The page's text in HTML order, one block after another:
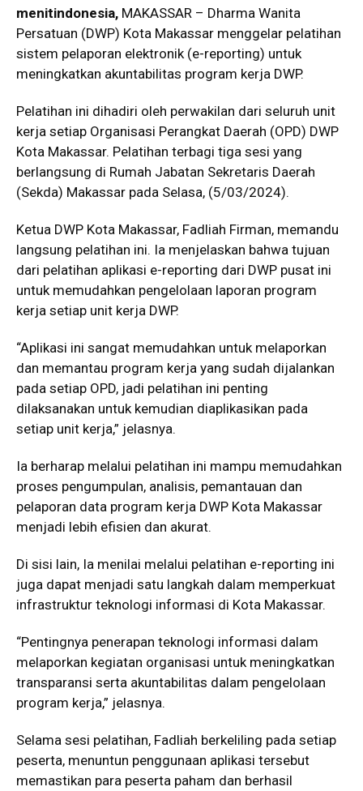
menitindonesia, MAKASSAR – Dharma Wanita
Persatuan (DWP) Kota Makassar menggelar pelatihan
sistem pelaporan elektronik (e-reporting) untuk
meningkatkan akuntabilitas program kerja DWP.
Pelatihan ini dihadiri oleh perwakilan dari seluruh unit
kerja setiap Organisasi Perangkat Daerah (OPD) DWP
Kota Makassar. Pelatihan terbagi tiga sesi yang
berlangsung di Rumah Jabatan Sekretaris Daerah
(Sekda) Makassar pada Selasa, (5/03/2024).
Ketua DWP Kota Makassar, Fadliah Firman, memandu
langsung pelatihan ini. Ia menjelaskan bahwa tujuan
dari pelatihan aplikasi e-reporting dari DWP pusat ini
untuk memudahkan pengelolaan laporan program
kerja setiap unit kerja DWP.
“Aplikasi ini sangat memudahkan untuk melaporkan
dan memantau program kerja yang sudah dijalankan
pada setiap OPD, jadi pelatihan ini penting
dilaksanakan untuk kemudian diaplikasikan pada
setiap unit kerja,” jelasnya.
Ia berharap melalui pelatihan ini mampu memudahkan
proses pengumpulan, analisis, pemantauan dan
pelaporan data program kerja DWP Kota Makassar
menjadi lebih efisien dan akurat.
Di sisi lain, Ia menilai melalui pelatihan e-reporting ini
juga dapat menjadi satu langkah dalam memperkuat
infrastruktur teknologi informasi di Kota Makassar.
“Pentingnya penerapan teknologi informasi dalam
melaporkan kegiatan organisasi untuk meningkatkan
transparansi serta akuntabilitas dalam pengelolaan
program kerja,” jelasnya.
Selama sesi pelatihan, Fadliah berkeliling pada setiap
peserta, menuntun penggunaan aplikasi tersebut
memastikan para peserta paham dan berhasil